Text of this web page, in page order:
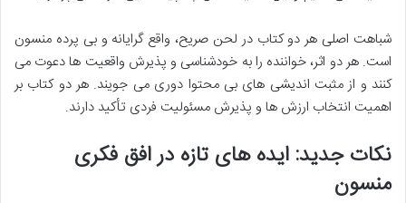
شباهت اصلی هر دو کتاب در لحن صریح، واقع گرایانه و بی پرده منسون
است. هر دو اثر، خواننده را به خودشناسی و پذیرش واقعیت ها دعوت می
کنند و از مثبت اندیشی های بی محتوا دوری می جویند. هر دو کتاب بر
اهمیت انتخاب ارزش ها و پذیرش مسئولیت فردی تأکید دارند.
نکات جدید: ایده های تازه در افق فکری
منسون